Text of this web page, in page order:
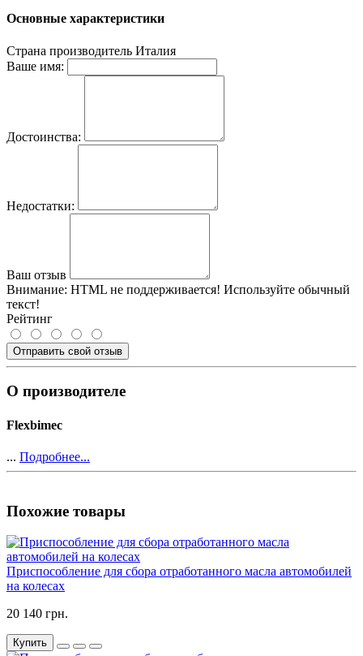
Основные характеристики
Страна производитель Италия
Ваше имя:
Достоинства:
Недостатки:
Ваш отзыв
Внимание: HTML не поддерживается! Используйте обычный
текст!
Рейтинг
Отправить свой отзыв
О производителе
Flexbimec
... Подробнее...
Похожие товары
Приспособление для сбора отработанного масла автомобилей
на колесах
20 140 грн.
Купить